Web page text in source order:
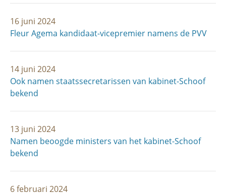
16 juni 2024
Fleur Agema kandidaat-vicepremier namens de PVV
14 juni 2024
Ook namen staatssecretarissen van kabinet-Schoof
bekend
13 juni 2024
Namen beoogde ministers van het kabinet-Schoof
bekend
6 februari 2024